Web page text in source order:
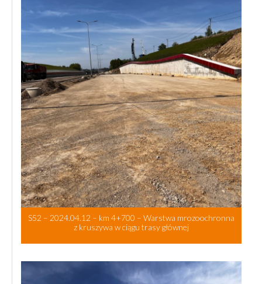
S52 – 2024.04.12 – km 4+700 – Warstwa mrozoochronna
z kruszywa w ciągu trasy głównej